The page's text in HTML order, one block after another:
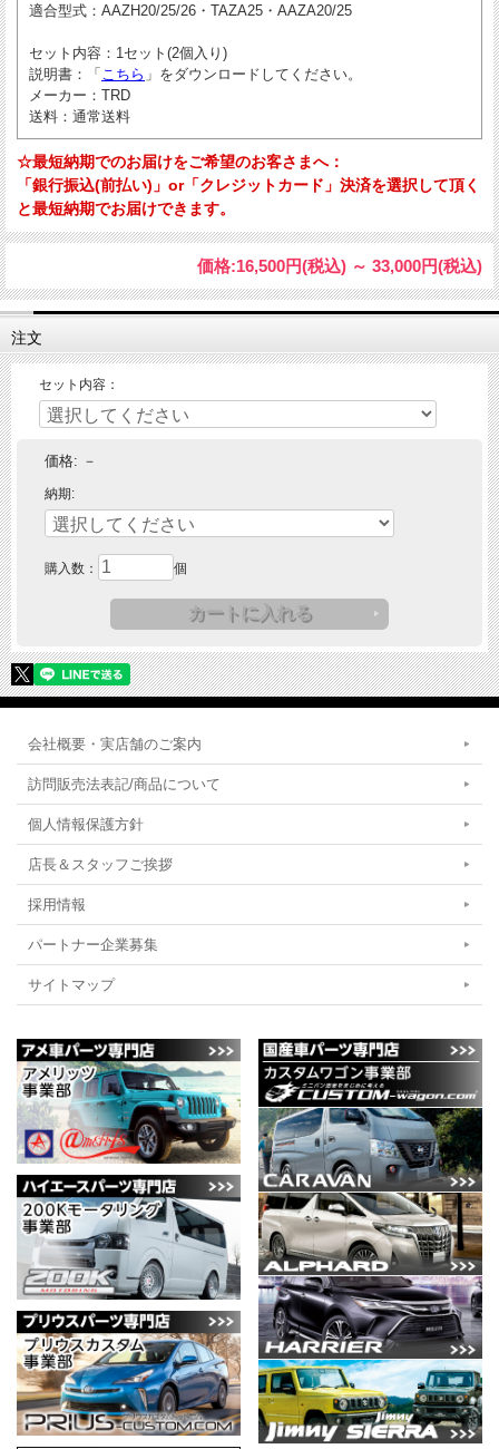
適合型式 ：AAZH20/25/26・TAZA25・AAZA20/25
セット内容 ：1セット(2個入り)
説明書 ：「 こちら 」をダウンロードしてください。
メーカー ：TRD
送料 ：通常送料
☆最短納期でのお届けをご希望のお客さまへ：
「銀行振込(前払い)」or「クレジットカード」決済を選択して頂く
と最短納期でお届けできます。
価格:16,500円(税込) ～ 33,000円(税込)
注文
セット内容：
価格: －
納期:
購入数： 個
会社概要・実店舗のご案内
訪問販売法表記/商品について
個人情報保護方針
店長＆スタッフご挨拶
採用情報
パートナー企業募集
サイトマップ